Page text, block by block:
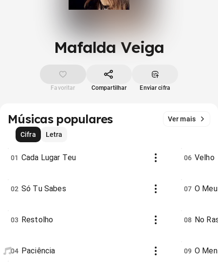
Mafalda Veiga
Favoritar Compartilhar Enviar cifra
Músicas populares
Ver mais
Cifra
Letra
01 Cada Lugar Teu
02 Só Tu Sabes
03 Restolho
04 Paciência
06 Velho
07 O
08 No
09 O